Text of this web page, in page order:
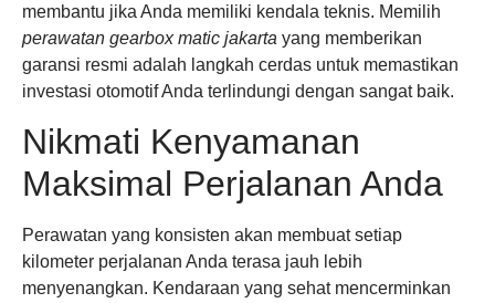
membantu jika Anda memiliki kendala teknis. Memilih
perawatan gearbox matic jakarta yang memberikan
garansi resmi adalah langkah cerdas untuk memastikan
investasi otomotif Anda terlindungi dengan sangat baik.
Nikmati Kenyamanan
Maksimal Perjalanan Anda
Perawatan yang konsisten akan membuat setiap
kilometer perjalanan Anda terasa jauh lebih
menyenangkan. Kendaraan yang sehat mencerminkan